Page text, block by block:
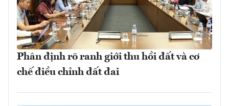
Phân định rõ ranh giới thu hồi đất và cơ
chế điều chỉnh đất đai